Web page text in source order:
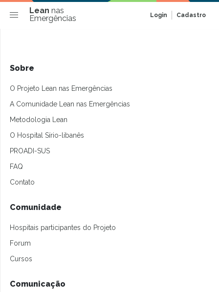
Lean nas
Emergências
Login Cadastro
Sobre
O Projeto Lean nas Emergências
A Comunidade Lean nas Emergências
Metodologia Lean
O Hospital Sírio-libanês
PROADI-SUS
FAQ
Contato
Comunidade
Hospitais participantes do Projeto
Forum
Cursos
Comunicação